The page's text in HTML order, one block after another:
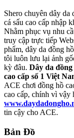
Shero chuyên dây da
cá sấu cao cấp nhập
Nhằm phục vụ nhu
truy cập trực tiếp
phẩm, dây da đồng
tôi luôn lưu lại ảnh
kỳ đâu. Dây da đồng
cao cấp số 1 Việt
ACE chơi đồng hồ
cao cấp, chính vì vậy
tin cậy cho ACE.
Bản Đồ